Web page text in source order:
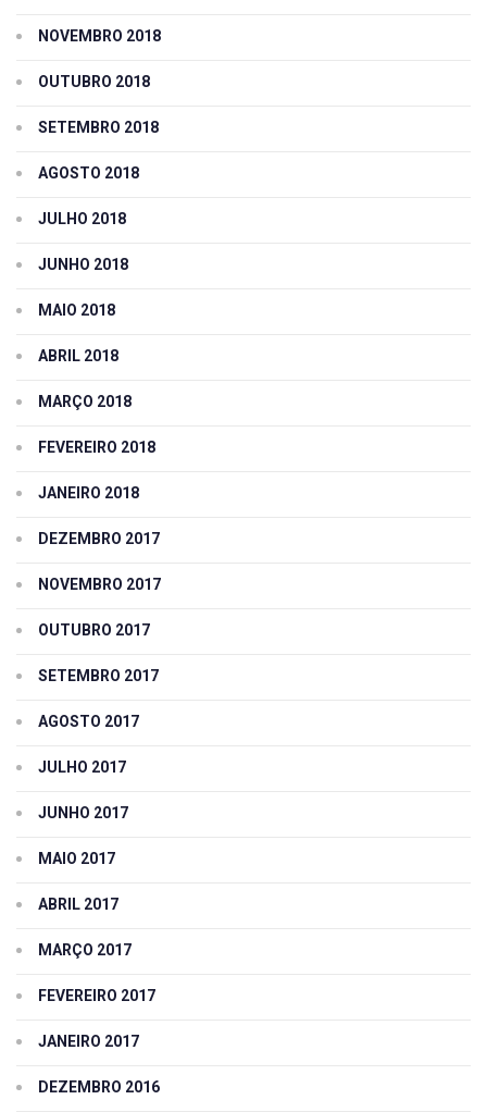
NOVEMBRO 2018
OUTUBRO 2018
SETEMBRO 2018
AGOSTO 2018
JULHO 2018
JUNHO 2018
MAIO 2018
ABRIL 2018
MARÇO 2018
FEVEREIRO 2018
JANEIRO 2018
DEZEMBRO 2017
NOVEMBRO 2017
OUTUBRO 2017
SETEMBRO 2017
AGOSTO 2017
JULHO 2017
JUNHO 2017
MAIO 2017
ABRIL 2017
MARÇO 2017
FEVEREIRO 2017
JANEIRO 2017
DEZEMBRO 2016